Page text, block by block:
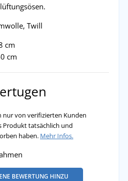
Twill
cm
cm
nur von verifizierten Kunden
Produkt tatsächlich und
haben. Mehr Infos.
BEWERTUNG HINZU